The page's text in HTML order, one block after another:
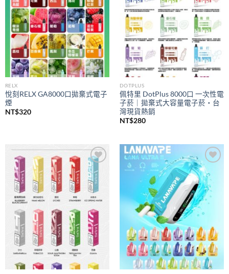
RELX
悅刻RELX GA8000口拋棄式電子
煙
NT$320
DOTPLUS
佩特里 DotPlus 8000口 一次性電
子菸｜拋棄式大容量電子菸・台
灣現貨熱銷
NT$280
Add to
wishlist
Add to
wishlist